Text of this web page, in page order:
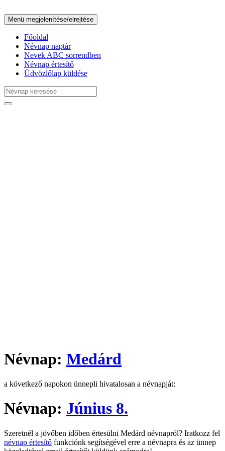
Menü megjelenítése/elrejtése
Főoldal
Névnap naptár
Nevek ABC sorrendben
Névnap értesítő
Üdvözlőlap küldése
Névnap: Medárd
a következő napokon ünnepli hivatalosan a névnapját:
Névnap: Június 8.
Szeretnél a jövőben időben értesülni Medárd névnapról? Iratkozz fel
névnap értesítő funkciónk segítségével erre a névnapra és az ünnep